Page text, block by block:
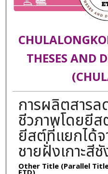
THESES AND
การผลิตสาร
ชีวภาพโดยยีส
ยีสต์ที่แยกได้
ชายฝั่งเกาะสีชั
Other Title (Parallel